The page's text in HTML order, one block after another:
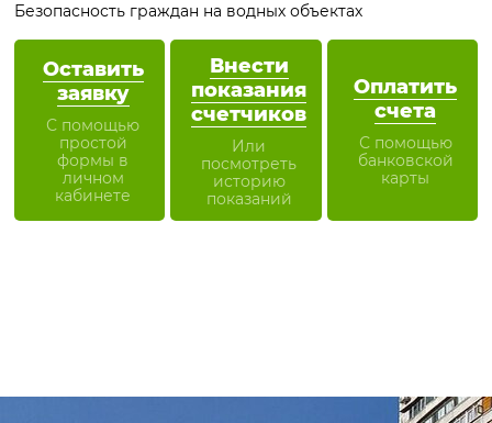
Оставить
заявку
С помощью
простой
формы в
личном
кабинете
Внести
показания
счетчиков
Или
посмотреть
историю
показаний
Оплатить
счета
С помощью
банковской
карты
Безопасность граждан на водных объектах